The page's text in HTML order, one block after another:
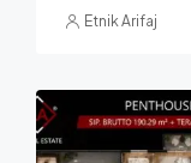
Etnik Arifaj